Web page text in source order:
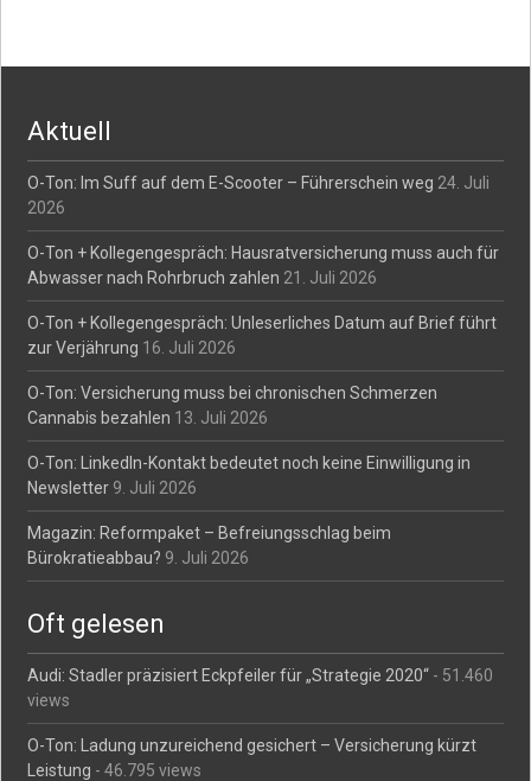
Aktuell
O-Ton: Im Suff auf dem E-Scooter – Führerschein weg 24. Juli
2026
O-Ton + Kollegengespräch: Hausratversicherung muss auch für
Abwasser nach Rohrbruch zahlen 21. Juli 2026
O-Ton + Kollegengespräch: Unleserliches Datum auf Brief führt
zur Verjährung 16. Juli 2026
O-Ton: Versicherung muss bei chronischen Schmerzen
Cannabis bezahlen 13. Juli 2026
O-Ton: LinkedIn-Kontakt bedeutet noch keine Einwilligung in
Newsletter 9. Juli 2026
Magazin: Reformpaket – Befreiungsschlag beim
Bürokratieabbau? 9. Juli 2026
Oft gelesen
Audi: Stadler präzisiert Eckpfeiler für „Strategie 2020“ - 51.460
views
O-Ton: Ladung unzureichend gesichert – Versicherung kürzt
Leistung - 46.795 views